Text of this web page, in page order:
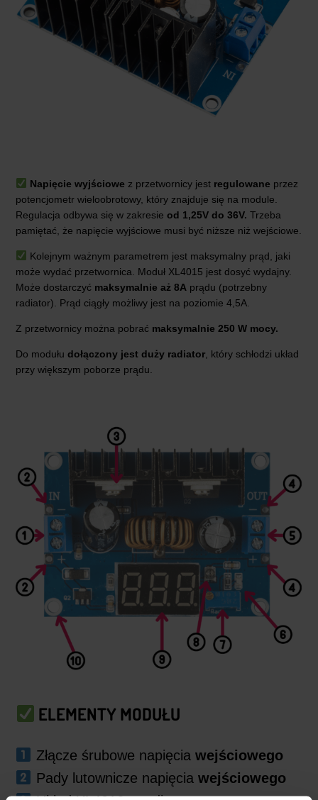
Napięcie wyjściowe z przetwornicy jest regulowane przez
potencjometr wieloobrotowy, który znajduje się na module.
Regulacja odbywa się w zakresie od 1,25V do 36V. Trzeba
pamiętać, że napięcie wyjściowe musi być niższe niż wejściowe.
Kolejnym ważnym parametrem jest maksymalny prąd, jaki
może wydać przetwornica. Moduł XL4015 jest dosyć wydajny.
Może dostarczyć maksymalnie aż 8A prądu (potrzebny
radiator). Prąd ciągły możliwy jest na poziomie 4,5A.
Z przetwornicy można pobrać maksymalnie 250 W mocy.
Do modułu dołączony jest duży radiator , który schłodzi układ
przy większym poborze prądu.
ELEMENTY MODUŁU
Złącze śrubowe napięcia wejściowego
Pady lutownicze napięcia wejściowego